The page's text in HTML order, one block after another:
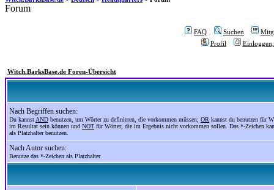
Forum
FAQ Suchen
Profil
Witch.BarksBase.de Foren-Übersicht
Nach Begriffen suchen:
Du kannst AND benutzen, um Wörter zu definieren, die vorkommen müssen; OR kannst du benutzen für
im Resultat sein können und NOT für Wörter, die im Ergebnis nicht vorkommen sollen. Das *-Zeichen
als Platzhalter benutzen.
Nach Autor suchen:
Benutze das *-Zeichen als Platzhalter